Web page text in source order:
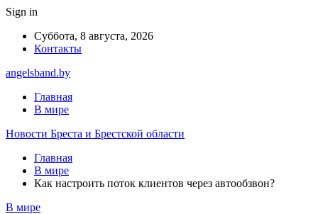
Sign in
Суббота, 8 августа, 2026
Контакты
angelsband.by
Главная
В мире
Новости Бреста и Брестской области
Главная
В мире
Как настроить поток клиентов через автообзвон?
В мире